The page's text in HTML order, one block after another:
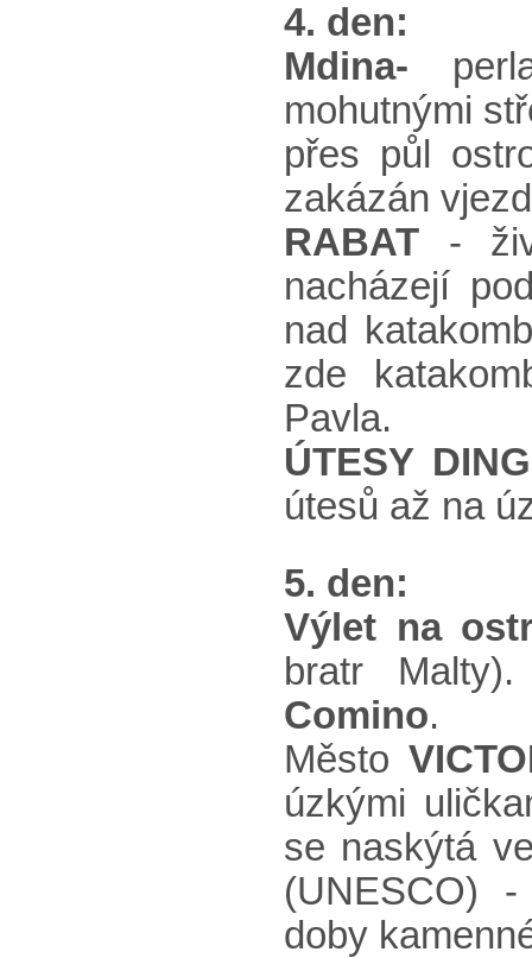
4. den:
Mdina-
mohutnými
přes půl
zakázán
RABAT -
nacházejí
nad
zde
Pavla.
ÚTESY
útesů až na
5. den:
Výlet na
bratr
Comino.
Město
úzkými
se naskýtá
(UNESCO)
doby